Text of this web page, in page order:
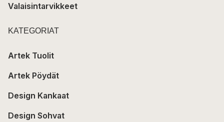
Valaisintarvikkeet
KATEGORIAT
Artek Tuolit
Artek Pöydät
Design Kankaat
Design Sohvat